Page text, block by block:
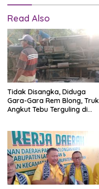
Read Also
Tidak Disangka, Diduga
Gara-Gara Rem Blong, Truk
Angkut Tebu Terguling di